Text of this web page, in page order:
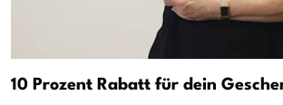
10 Prozent Rabatt für dein